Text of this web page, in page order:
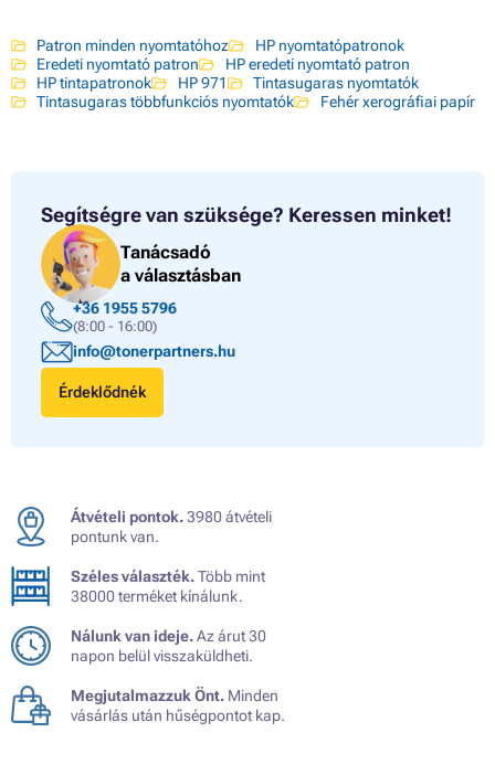
Patron minden nyomtatóhoz
HP nyomtatópatronok
Eredeti nyomtató patron
HP eredeti nyomtató patron
HP tintapatronok
HP 971
Tintasugaras nyomtatók
Tintasugaras többfunkciós nyomtatók
Fehér xerográfiai papír
Segítségre van szüksége? Keressen minket!
Tanácsadó
a választásban
+36 1955 5796
(8:00 - 16:00)
info@tonerpartners.hu
Érdeklődnék
Átvételi pontok.3980 átvételi
pontunk van.
Széles választék.Több mint
38000 terméket kínálunk.
Nálunk van ideje.Az árut 30
napon belül visszaküldheti.
Megjutalmazzuk Önt. Minden
vásárlás után hűségpontot kap.